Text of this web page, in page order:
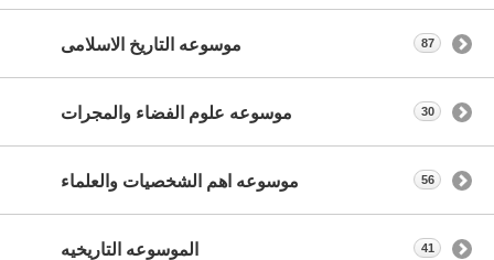
موسوعه التاريخ الاسلامى 87
موسوعه علوم الفضاء والمجرات 30
موسوعه اهم الشخصيات والعلماء 56
الموسوعه التاريخيه 41